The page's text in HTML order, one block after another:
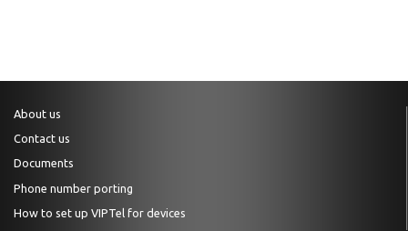
About us
Contact us
Documents
Phone number porting
How to set up VIPTel for devices